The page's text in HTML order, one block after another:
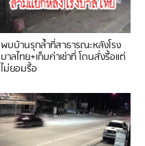
พบบ้านรุกล้ำที่สาธารณะหลังโรง
บาลไทย+เก็บค่าเช่าที่ โดนสั่งรื้อแต่
ไม่ยอมรื้อ